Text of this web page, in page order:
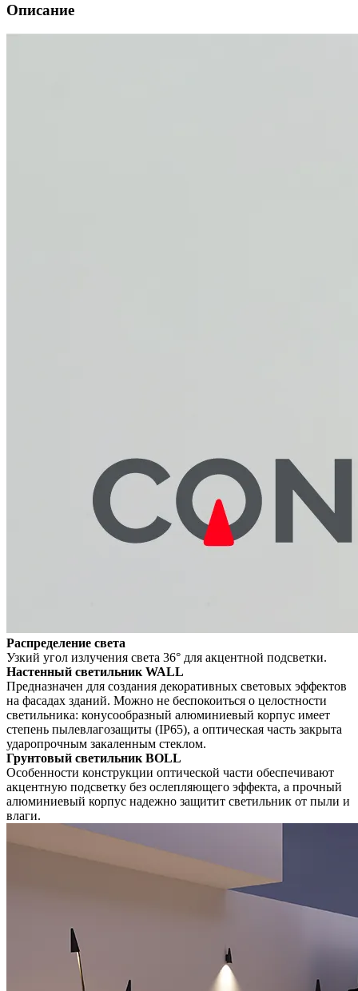
Описание
Распределение света
Узкий угол излучения света 36° для акцентной подсветки.
Настенный светильник WALL
Предназначен для создания декоративных световых эффектов
на фасадах зданий. Можно не беспокоиться о целостности
светильника: конусообразный алюминиевый корпус имеет
степень пылевлагозащиты (IP65), а оптическая часть закрыта
ударопрочным закаленным стеклом.
Грунтовый светильник BOLL
Особенности конструкции оптической части обеспечивают
акцентную подсветку без ослепляющего эффекта, а прочный
алюминиевый корпус надежно защитит светильник от пыли и
влаги.